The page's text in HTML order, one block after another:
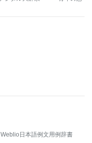
Weblio日本語例文用例辞書